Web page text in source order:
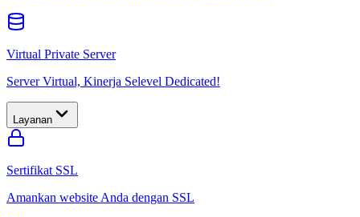
Virtual Private Server
Server Virtual, Kinerja Selevel Dedicated!
Layanan
Sertifikat SSL
Amankan website Anda dengan SSL